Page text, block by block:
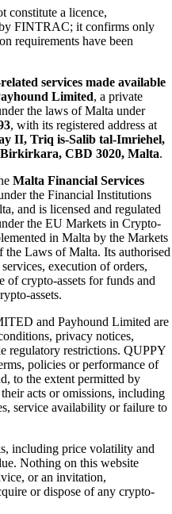
constitute a licence,
by FINTRAC; it confirms only
requirements have been
services made available
Limited, a private
the laws of Malta under
, with its registered address at
II, Triq is-Salib tal-Imriehel,
CBD 3020, Malta.
Malta Financial Services
the Financial Institutions
and is licensed and regulated
the EU Markets in Crypto-
in Malta by the Markets
Laws of Malta. Its authorised
execution of orders,
of crypto-assets for funds and
assets.
and Payhound Limited are
privacy notices,
regulatory restrictions. QUPPY
policies or performance of
to the extent permitted by
acts or omissions, including
service availability or failure to
including price volatility and
Nothing on this website
or an invitation,
or dispose of any crypto-